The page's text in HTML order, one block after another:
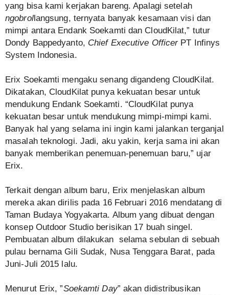
yang bisa kami kerjakan bareng. Apalagi setelah
ngobrollangsung, ternyata banyak kesamaan visi dan
mimpi antara Endank Soekamti dan CloudKilat,” tutur
Dondy Bappedyanto, Chief Executive OfficerPT Infinys
System Indonesia.
Erix Soekamti mengaku senang digandeng CloudKilat.
Dikatakan, CloudKilat punya kekuatan besar untuk
mendukung Endank Soekamti. “CloudKilat punya
kekuatan besar untuk mendukung mimpi-mimpi kami.
Banyak hal yang selama ini ingin kami jalankan terganjal
masalah teknologi. Jadi, aku yakin, kerja sama ini akan
banyak memberikan penemuan-penemuan baru,” ujar
Erix.
Terkait dengan album baru, Erix menjelaskan album
mereka akan dirilis pada 16 Februari 2016 mendatang di
Taman Budaya Yogyakarta. Album yang dibuat dengan
konsep Outdoor Studio berisikan 17 buah singel.
Pembuatan album dilakukan selama sebulan di sebuah
pulau bernama Gili Sudak, Nusa Tenggara Barat, pada
Juni-Juli 2015 lalu.
Menurut Erix, ”Soekamti Day” akan didistribusikan